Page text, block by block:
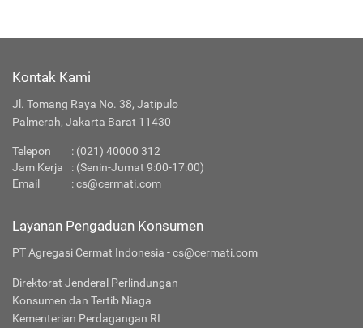
Kontak Kami
Jl. Tomang Raya No. 38, Jatipulo
Palmerah, Jakarta Barat 11430
Telepon : (021) 40000 312
Jam Kerja
: (Senin-Jumat 9:00-17:00)
Email
:cs@cermati.com
Layanan Pengaduan Konsumen
PT Agregasi Cermat Indonesia - cs@cermati.com
Direktorat Jenderal Perlindungan
Konsumen dan Tertib Niaga
Kementerian Perdagangan RI